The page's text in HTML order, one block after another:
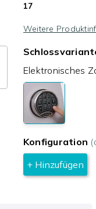
17
Weitere
Elektronisches
Konfiguration
+ Hinzufügen